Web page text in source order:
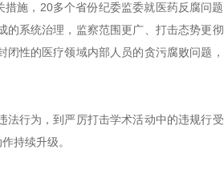
施，20多个省份纪委监委就医药反腐问题
的系统治理，监察范围更广、打击态势更彻
性的医疗领域内部人员的贪污腐败问题，
法行为，到严厉打击学术活动中的违规行受
持续升级。